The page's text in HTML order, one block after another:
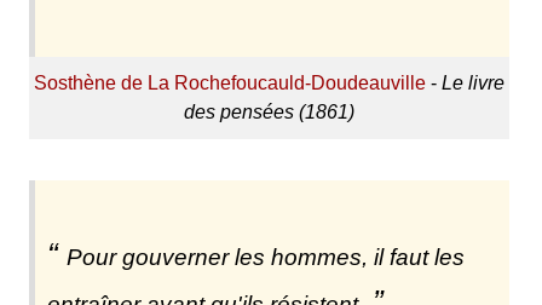
Sosthène de La Rochefoucauld-Doudeauville- Le livre
des pensées (1861)
Pour gouverner les hommes, il faut les